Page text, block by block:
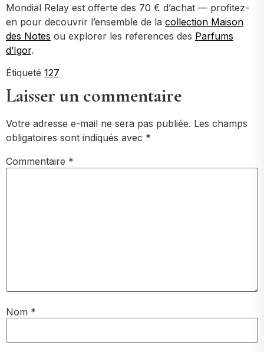
Mondial Relay est offerte des 70 € d’achat — profitez-
en pour decouvrir l’ensemble de la collection Maison
des Notes ou explorer les references des Parfums
d’Igor.
Étiqueté 127
Laisser un commentaire
Votre adresse e-mail ne sera pas publiée. Les champs
obligatoires sont indiqués avec *
Commentaire *
Nom *